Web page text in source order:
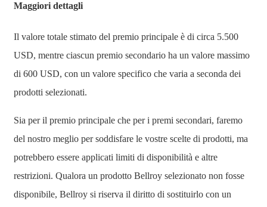
Maggiori dettagli
Il valore totale stimato del premio principale è di circa 5.500
USD, mentre ciascun premio secondario ha un valore massimo
di 600 USD, con un valore specifico che varia a seconda dei
prodotti selezionati.
Sia per il premio principale che per i premi secondari, faremo
del nostro meglio per soddisfare le vostre scelte di prodotti, ma
potrebbero essere applicati limiti di disponibilità e altre
restrizioni. Qualora un prodotto Bellroy selezionato non fosse
disponibile, Bellroy si riserva il diritto di sostituirlo con un